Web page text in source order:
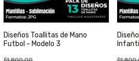
Diseños Toallitas de Mano
Futbol - Modelo 3